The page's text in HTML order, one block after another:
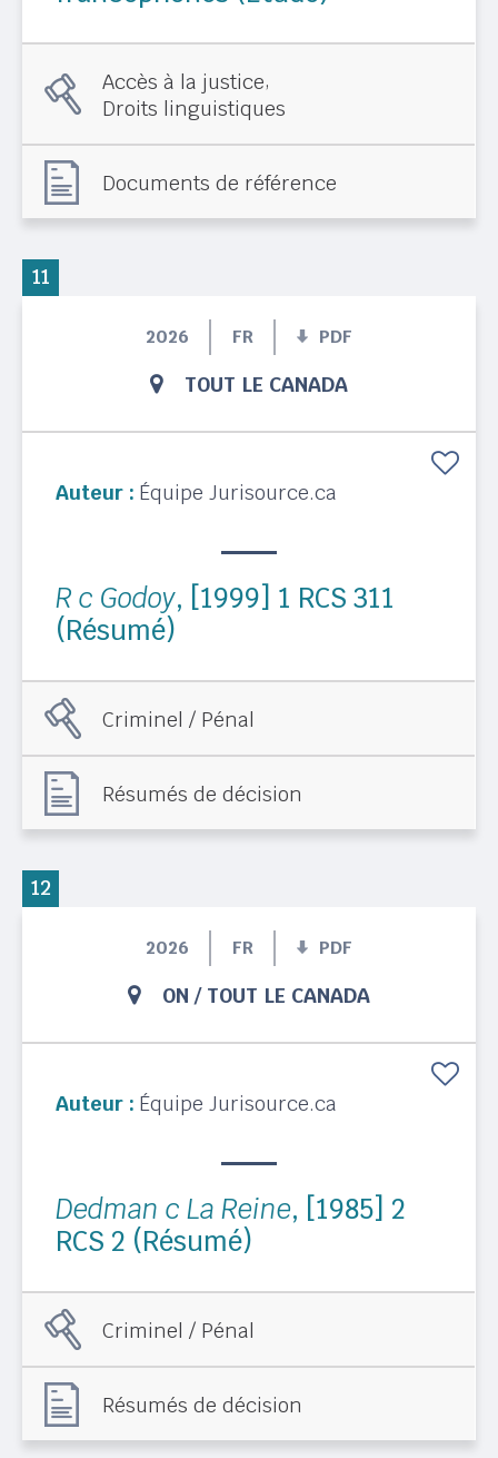
Accès à la justice,
Droits linguistiques
Documents de référence
2026 FR PDF
TOUT LE CANADA
Auteur : Équipe Jurisource.ca
R c Godoy, [1999] 1 RCS 311
(Résumé)
Criminel / Pénal
Résumés de décision
11
2026 FR PDF
ON / TOUT LE CANADA
Auteur : Équipe Jurisource.ca
Dedman c La Reine, [1985] 2
RCS 2 (Résumé)
Criminel / Pénal
Résumés de décision
12